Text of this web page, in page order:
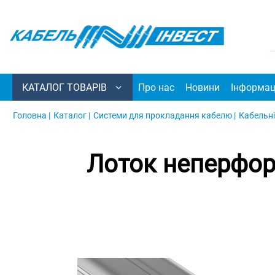
КАТАЛОГ ТОВАРІВ Про нас Новини
Головна | Каталог | Системи для прокладання кабелю |
Лоток